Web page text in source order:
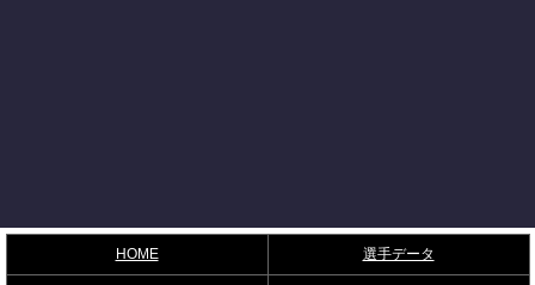
HOME 選手データ